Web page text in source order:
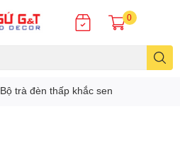
0
Bộ trà đèn thấp khắc sen